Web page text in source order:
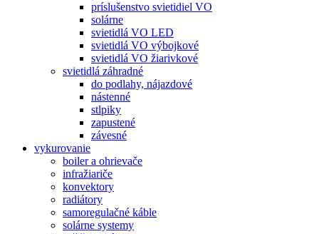
príslušenstvo svietidiel VO
solárne
svietidlá VO LED
svietidlá VO výbojkové
svietidlá VO žiarivkové
svietidlá záhradné
do podlahy, nájazdové
nástenné
stlpiky
zapustené
závesné
vykurovanie
boiler a ohrievače
infražiariče
konvektory
radiátory
samoregulačné káble
solárne systemy